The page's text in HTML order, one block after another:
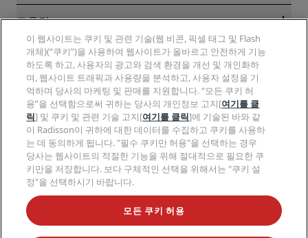
Sports Approved 호텔
가족 친화적 호텔
건강 및 안전
RHG 채용
EHL 채용
The Club by RHG
성장의 기회
책임감 있는 비즈니스
조달
개인정보 고지
법적 고지
Radisson Rewards 이용 약관
사이트 사용 계약
디지털 접근성
현대판 노예제 선언문
도움말
소비자 경고
연락처
FAQ
사이트맵
소셜 미디어
Radisson Hotels 브랜드
인기 만점의 특가 상품을 놓치지 마세요.
이 웹사이트는 쿠키 및 관련 기술(웹 비콘, 픽셀 태그 및 Flash
개체)(“쿠키”)을 사용하여 웹사이트가 올바르고 안전하게 기능
하도록 하고, 사용자의 광고와 검색 환경을 개선 및 개인화하
며, 웹사이트 트래픽과 사용량을 분석하고, 사용자 설정을 기
억하며 당사의 마케팅 및 판매를 지원합니다. “모든 쿠키 허
용”을 선택함으로써 귀하는 당사의 개인정보 고지[여기를 클
릭] 및 쿠키 및 관련 기술 고지[여기를 클릭]에 기술된 바와 같
이 Radisson이 귀하에 대한 데이터를 수집하고 쿠키를 사용하
는 데 동의하게 됩니다. "필수 쿠키만 허용"을 선택하는 경우
당사는 웹사이트의 적절한 기능을 위해 절대적으로 필요한 쿠
키만을 저장합니다. 보다 구체적인 선택을 위해서는 "쿠키 설
정"을 선택하시기 바랍니다.
모든 쿠키 허용